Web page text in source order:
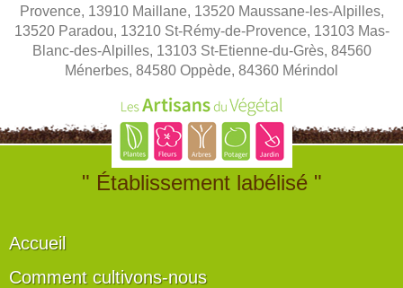
Provence, 13910 Maillane, 13520 Maussane-les-Alpilles,
13520 Paradou, 13210 St-Rémy-de-Provence, 13103 Mas-
Blanc-des-Alpilles, 13103 St-Etienne-du-Grès, 84560
Ménerbes, 84580 Oppède, 84360 Mérindol
" Établissement labélisé "
Accueil
Comment cultivons-nous